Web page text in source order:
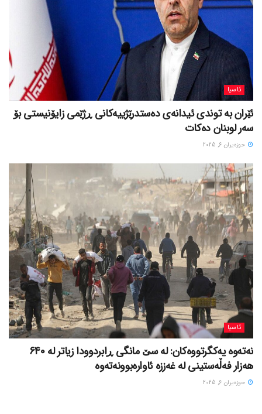
ئاسیا
ئێران بە توندی ئیدانەی دەستدرێژییەکانی ڕژێمی زایۆنیستی بۆ
سەر لوبنان دەکات
حوزه‌یران 6, 2025
ئاسیا
نەتەوە یەکگرتووەکان: لە سێ مانگی ڕابردوودا زیاتر لە 640
هەزار فەڵەستینی لە غەززە ئاوارەبوونەتەوە
حوزه‌یران 6, 2025